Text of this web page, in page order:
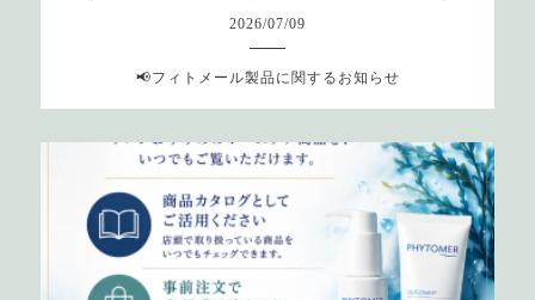
2026/07/09
📢フィトメール製品に関するお知らせ